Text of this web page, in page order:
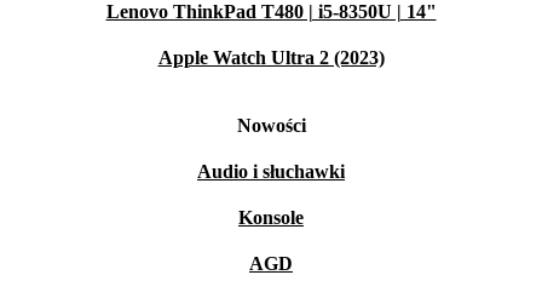
Lenovo ThinkPad T480 | i5-8350U | 14"
Apple Watch Ultra 2 (2023)
Nowości
Audio i słuchawki
Konsole
AGD